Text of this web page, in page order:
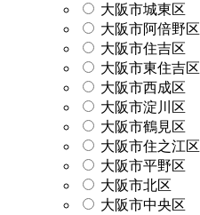
大阪市城東区
大阪市阿倍野区
大阪市住吉区
大阪市東住吉区
大阪市西成区
大阪市淀川区
大阪市鶴見区
大阪市住之江区
大阪市平野区
大阪市北区
大阪市中央区